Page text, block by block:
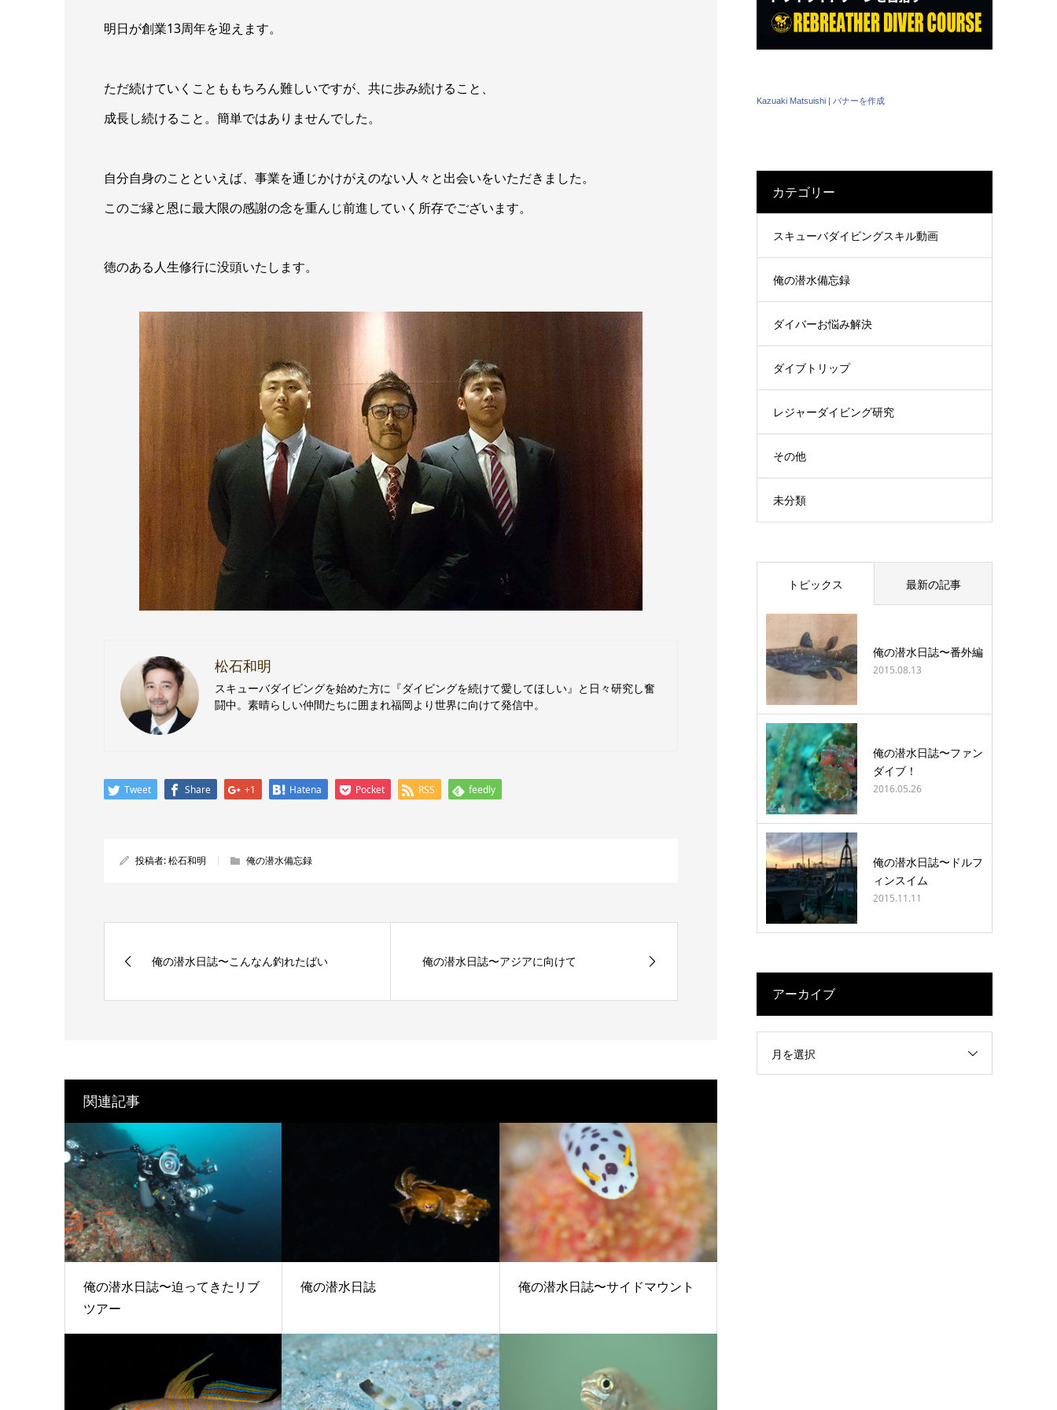
明日が創業13周年を迎えます。
ただ続けていくことももちろん難しいですが、共に歩み続けること、
成長し続けること。簡単ではありませんでした。
自分自身のことといえば、事業を通じかけがえのない人々と出会いをいただきました。
このご縁と恩に最大限の感謝の念を重んじ前進していく所存でございます。
徳のある人生修行に没頭いたします。
松石和明
スキューバダイビングを始めた方に『ダイビングを続けて愛してほしい』と日々研究し奮
闘中。素晴らしい仲間たちに囲まれ福岡より世界に向けて発信中。
Tweet Share +1 Hatena Pocket RSS feedly
投稿者:松石和明 俺の潜水備忘録
俺の潜水日誌〜こんなん釣れたばい 俺の潜水日誌〜アジアに向けて
関連記事
俺の潜水日誌〜迫ってきたリブ
ツアー
俺の潜水日誌 俺の潜水日誌〜サイドマウント
Kazuaki Matsuishi | バナーを作成
カテゴリー
スキューバダイビングスキル動画
俺の潜水備忘録
ダイバーお悩み解決
ダイブトリップ
レジャーダイビング研究
その他
未分類
トピックス 最新の記事
俺の潜水日誌〜番外編
2015.08.13
俺の潜水日誌〜ファン
ダイブ！
2016.05.26
俺の潜水日誌〜ドルフ
ィンスイム
2015.11.11
アーカイブ
月を選択